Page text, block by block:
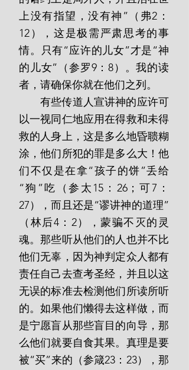
上没有指望，没有神”（弗2：
12），这是极需严肃思考的事
情。只有“应许的儿女”才是“神
的儿女”（参罗9：8）。我的读
者，请确保你就在他们之列。
       有些传道人宣讲神的应许可
以一视同仁地应用在得救和未得
救的人身上，这是多么地昏聩糊
涂，他们所犯的罪是多么大！他
们不仅是在拿“孩子的饼”丢给
“狗”吃（参太15：26；可7：
27），而且还是“谬讲神的道理”
（林后4：2），蒙骗不灭的灵
魂。那些听从他们的人也并不比
他们无辜，因为神判定众人都有
责任自己去查考圣经，并且以这
无误的标准去检测他们所读所听
的。如果他们懒得去这样做，而
是宁愿盲从那些盲目的向导，那
么他们就要自食其果。真理是要
被“买”来的（参箴23：23），那